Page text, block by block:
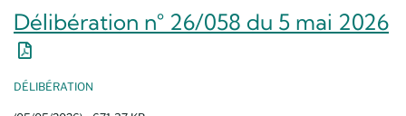
Délibération n° 26/058 du 5 mai 2026
Nouvelle fenêtre
DÉLIBÉRATION